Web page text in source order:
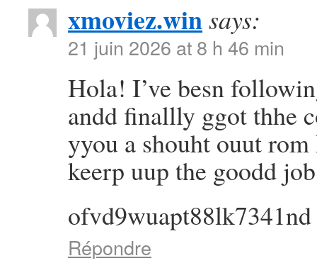
xmoviez.winsays:
21 juin 2026 at 8 h 46 min
Hola! I’ve besn
andd finallly ggot thhe
yyou a shouht ouut
keerp uup the goodd
ofvd9wuapt88lk7341nd
Répondre